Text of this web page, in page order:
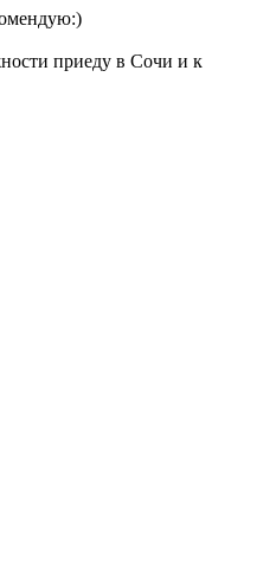
приеду в Сочи и к